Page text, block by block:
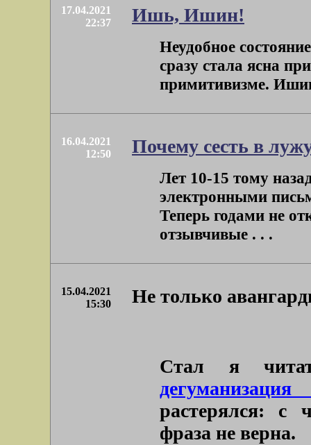
17.04.2021
22:37
Ишь, Ишин!
Неудобное
сразу стала ясна
примитивизме.
16.04.2021
12:50
Почему сесть в
Лет 10-15 тому
электронными
Теперь годами не
отзывчивые . . .
15.04.2021
15:30
Не только
Стал я
дегуманизация
растерялся: с
фраза не верна.